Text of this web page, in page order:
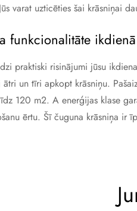
varat uzticēties šai krāsniņai
funkcionalitāte ikdienā
praktiski risinājumi jūsu
un tīri apkopt krāsniņu.
120 m2. A enerģijas klase
ērtu. Šī čuguna krāsniņa ir